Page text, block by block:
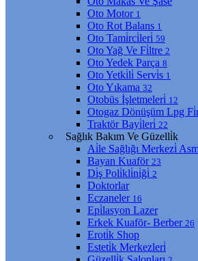
Oto Motor 1
Oto Rot Balans 1
Oto Tami̇rci̇leri̇ 59
Oto Yağ Ve Fi̇ltre 2
Oto Yedek Parça 8
Oto Yetki̇li̇ Servi̇s 1
Oto Yıkama 32
Otobüs İşletmeleri̇ 12
Otogaz Dönüşüm Lpg
Traktör Bayi̇leri̇ 22
Sağlık Bakım Ve Güzelli̇k
Ai̇le Sağlığı Merkezi̇
Bayan Kuaför 23
Di̇ş Poli̇kli̇ni̇ği̇ 2
Doktorlar
Eczaneler 16
Epi̇lasyon Lazer
Erkek Kuaför- Berber 26
Eroti̇k Shop
Esteti̇k Merkezleri̇